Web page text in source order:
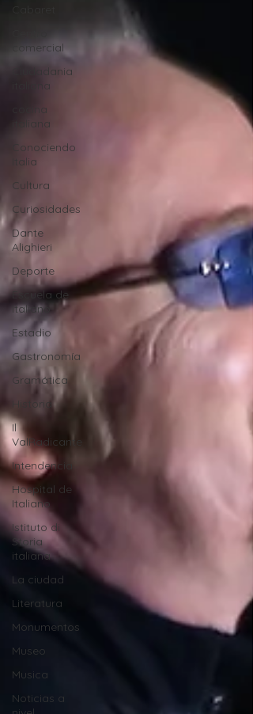
comercial
Ciudadania
italiana
cocina
italiana
Conociendo
Italia
Cultura
Curiosidades
Dante
Alighieri
Deporte
Escuela de
Italiano
Estadio
Gastronomía
Gramática
Historia
Il
ValRadicante
Intendencia
Hospital de
Italiano
Istituto di
Storia
italiana
La ciudad
Literatura
Monumentos
Museo
Musica
Noticias a